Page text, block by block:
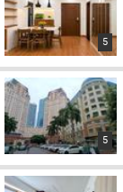
5
5